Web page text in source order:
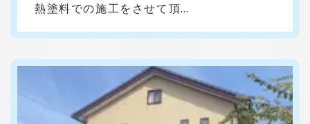
熱塗料での施工をさせて頂…